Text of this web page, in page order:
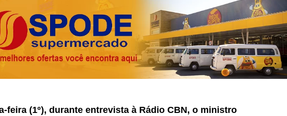
feira (1º), durante entrevista à Rádio CBN, o ministro